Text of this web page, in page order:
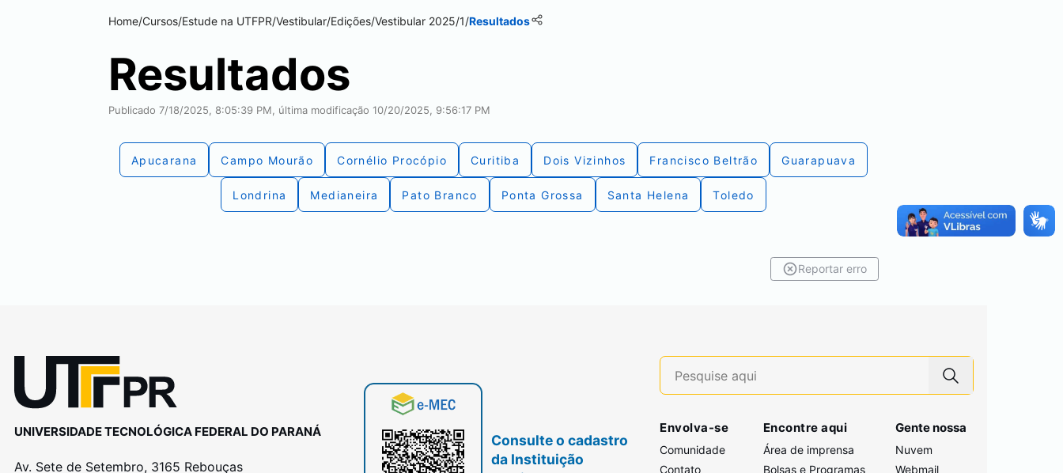
Home/Cursos/Estude na UTFPR/Vestibular/Edições/Vestibular 2025/1/Resultados
Resultados
Publicado 7/18/2025, 8:05:39 PM, última modificação 10/20/2025, 9:56:17 PM
Apucarana Campo Mourão Cornélio Procópio Curitiba Dois Vizinhos Francisco Beltrão Guarapuava
Londrina Medianeira Pato Branco Ponta Grossa Santa Helena Toledo
Reportar erro
UNIVERSIDADE TECNOLÓGICA FEDERAL DO PARANÁ
Av. Sete de Setembro, 3165 Rebouças
Consulte o cadastro
da Instituição
Envolva-se
Comunidade
Contato
Encontre aqui
Área de imprensa
Bolsas e Programas
Gente nossa
Nuvem
Webmail